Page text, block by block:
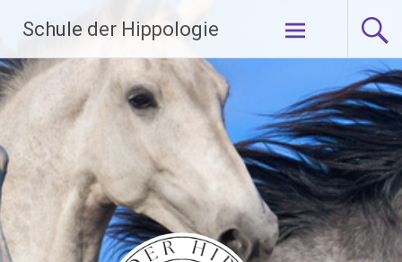
Inhalt
springen
Schule der Hippologie